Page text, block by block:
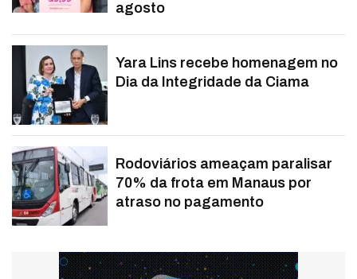
agosto
Yara Lins recebe homenagem no
Dia da Integridade da Ciama
Rodoviários ameaçam paralisar
70% da frota em Manaus por
atraso no pagamento